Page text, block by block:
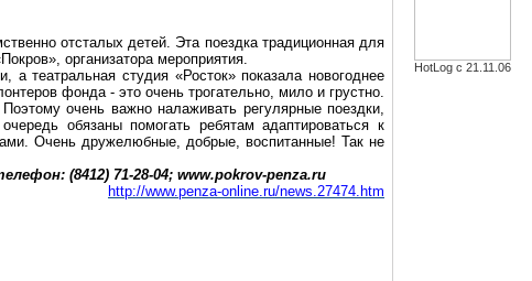
отсталых детей. Эта поездка традиционная для
организатора мероприятия.
театральная студия «Росток» показала новогоднее
фонда - это очень трогательно, мило и грустно.
очень важно налаживать регулярные поездки,
обязаныпомогать ребятам адаптироваться к
Очень дружелюбные, добрые, воспитанные! Так не
(8412) 71-28-04;www.pokrov-penza.ru
http://www.penza-online.ru/news.27474.htm
HotLog с 21.11.06